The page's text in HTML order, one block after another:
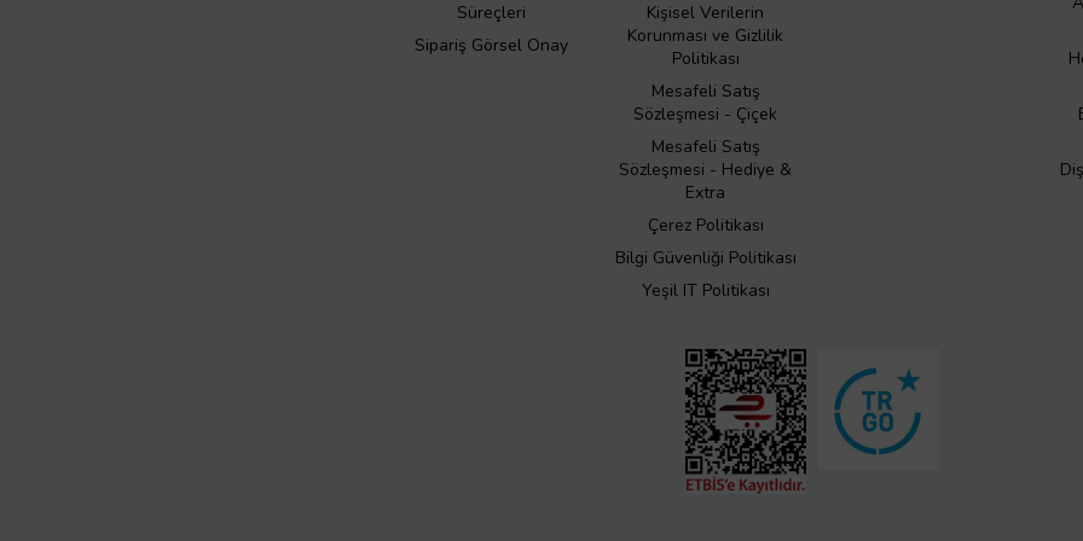
Süreçleri
Sipariş Görsel Onay
Kişisel Verilerin
Korunması ve Gizlilik
Politikası
Mesafeli Satış
Sözleşmesi - Çiçek
Mesafeli Satış
Sözleşmesi - Hediye &
Extra
Çerez Politikası
Bilgi Güvenliği Politikası
Yeşil IT Politikası